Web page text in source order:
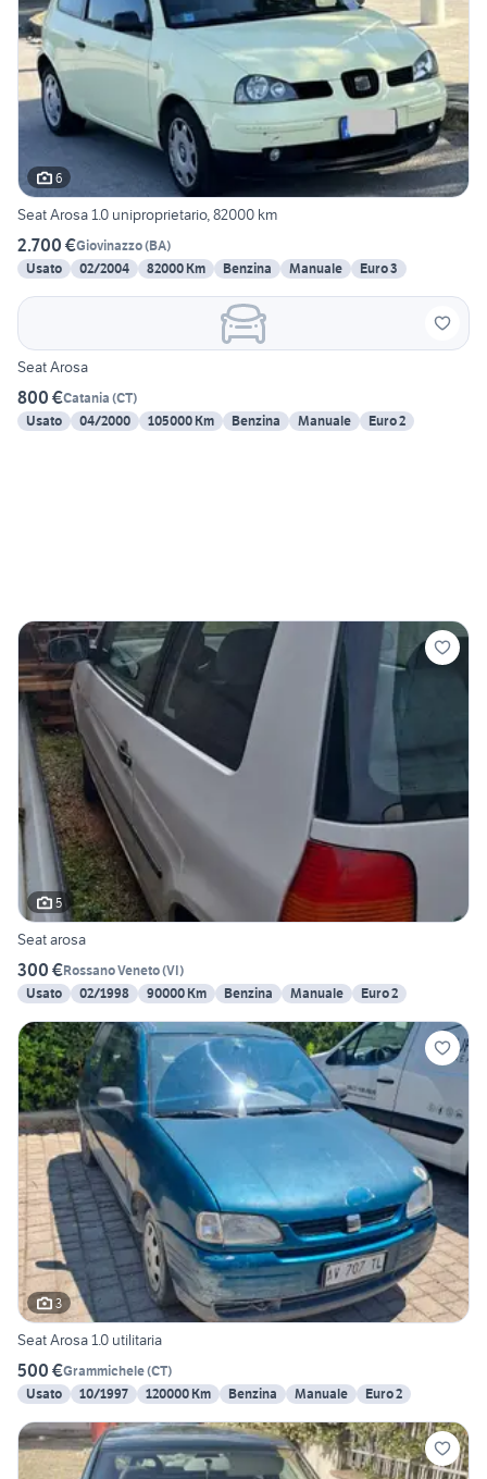
6
Seat Arosa 1.0 uniproprietario, 82000 km
2.700 €Giovinazzo(BA)
Usato
02/2004 82000 Km Benzina Manuale Euro 3
Seat Arosa
800 €Catania (CT)
Usato
04/2000 105000 Km Benzina Manuale Euro 2
5
Seat arosa
300 €Rossano Veneto(VI)
Usato
02/1998 90000 Km Benzina Manuale Euro 2
3
Seat Arosa 1.0 utilitaria
500 €Grammichele(CT)
Usato
10/1997 120000 Km Benzina Manuale Euro 2